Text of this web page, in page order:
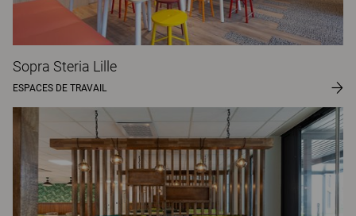
Sopra Steria Lille
ESPACES DE TRAVAIL